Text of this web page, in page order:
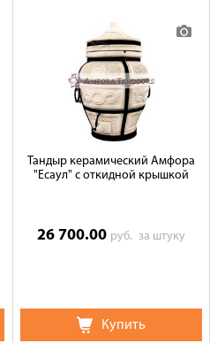
Тандыр керамический Амфора
"Есаул" с откидной крышкой
26 700.00 руб. за штуку
Купить